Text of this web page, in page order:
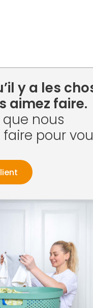
y a les
aimez faire.
que nous
pour